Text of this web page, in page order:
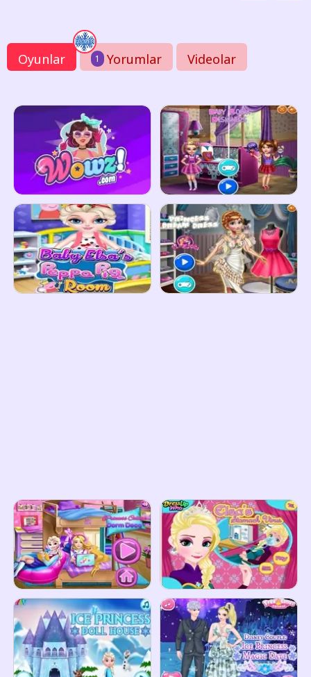
Oyunlar 1 Yorumlar Videolar